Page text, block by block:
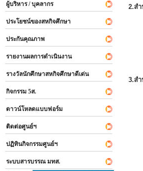
ผู้บริหาร / บุคลากร
ประโยชน์ของสหกิจศึกษา
ประกันคุณภาพ
รายงานผลการดำเนินงาน
รางวัลนักศึกษาสหกิจศึกษาดีเด่น
กิจกรรม 5ส.
ดาวน์โหลดแบบฟอร์ม
ติดต่อศูนย์ฯ
ปฏิทินกิจกรรมศูนย์ฯ
ระบบสารบรรณ มทส.
2.ส
3.ส